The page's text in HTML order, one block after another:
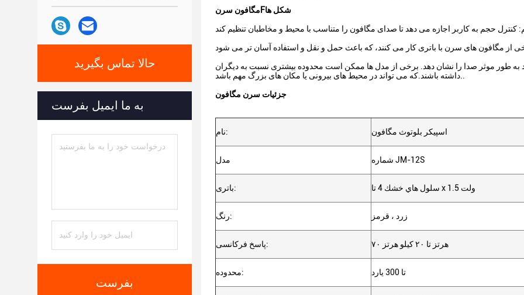
حالا تماس بگیرید
به ما ایمیل بفرست
بفرست
مگافون سرن Fشکل ها
طور موثر صدا را نشان دهد. برخی از مدل ها ممکن است محدوده بیشتری نسبت به دیگران
داشته باشند.که می تواند در محیط های بیرونی یا مکان های بزرگ مهم باشد..
جزئیات سرن مگافون
نام: اسپیکر بلوتوث مگافون
مدل شماره JM-12S
باتری: سلول هاي خشك 4 تا x 1.5 ولت
رنگ: زرد ، قرمز
پاسخ فرکانسی: ۷۰ هرتز تا ۲۰ کیلو هرتز
محدوده: تا 300 يارد